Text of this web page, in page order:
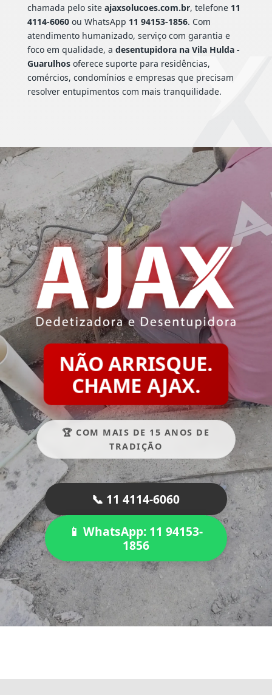
chamada pelo site ajaxsolucoes.com.br, telefone 11
4114-6060ou WhatsApp 11 94153-1856. Com
atendimento humanizado, serviço com garantia e
foco em qualidade, a desentupidora na Vila Hulda -
Guarulhosoferece suporte para residências,
comércios, condomínios e empresas que precisam
resolver entupimentos com mais tranquilidade.
NÃO ARRISQUE.
CHAME AJAX.
🏆 COM MAIS DE 15 ANOS DE
TRADIÇÃO
📞 11 4114-6060
📱 WhatsApp: 11 94153-
1856